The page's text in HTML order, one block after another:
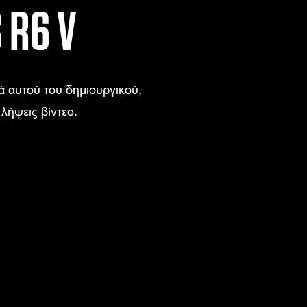
V
αυτού του δημιουργικού,
βίντεο.